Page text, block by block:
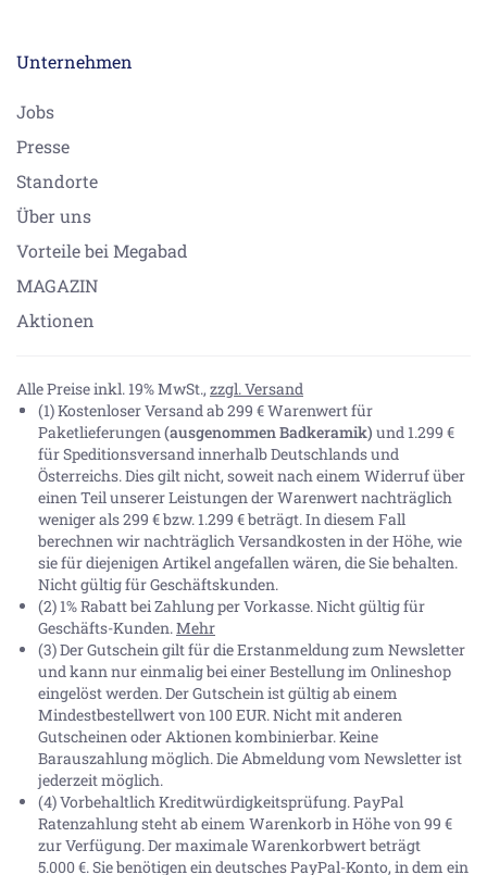
Unternehmen
Jobs
Presse
Standorte
Über uns
Vorteile bei Megabad
MAGAZIN
Aktionen
Alle Preise inkl. 19% MwSt., zzgl. Versand
(1) Kostenloser Versand ab 299 € Warenwert für
Paketlieferungen(ausgenommen Badkeramik) und 1.299 €
für Speditionsversand innerhalb Deutschlands und
Österreichs. Dies gilt nicht, soweit nach einem Widerruf über
einen Teil unserer Leistungen der Warenwert nachträglich
weniger als 299 € bzw. 1.299 € beträgt. In diesem Fall
berechnen wir nachträglich Versandkosten in der Höhe, wie
sie für diejenigen Artikel angefallen wären, die Sie behalten.
Nicht gültig für Geschäftskunden.
(2) 1% Rabatt bei Zahlung per Vorkasse. Nicht gültig für
Geschäfts-Kunden.Mehr
(3) Der Gutschein gilt für die Erstanmeldung zum Newsletter
und kann nur einmalig bei einer Bestellung im Onlineshop
eingelöst werden. Der Gutschein ist gültig ab einem
Mindestbestellwert von 100 EUR. Nicht mit anderen
Gutscheinen oder Aktionen kombinierbar. Keine
Barauszahlung möglich. Die Abmeldung vom Newsletter ist
jederzeit möglich.
(4) Vorbehaltlich Kreditwürdigkeitsprüfung. PayPal
Ratenzahlung steht ab einem Warenkorb in Höhe von99 €
zur Verfügung. Der maximale Warenkorbwert beträgt
5.000 €. Sie benötigen ein deutsches PayPal-Konto, in dem ein